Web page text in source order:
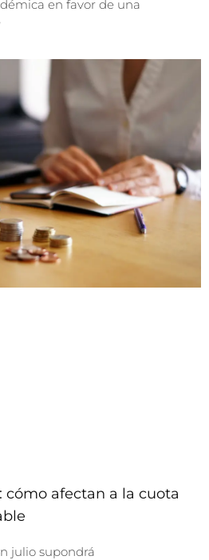
en favor de una
cómo afectan a la cuota
julio supondrá